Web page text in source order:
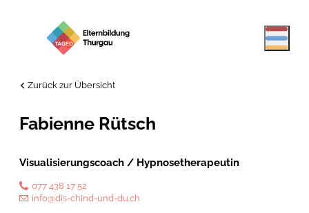
Zurück zur Übersicht
Fabienne Rütsch
Visualisierungscoach / Hypnosetherapeutin
077 438 17 52
info@dis-chind-und-du.ch